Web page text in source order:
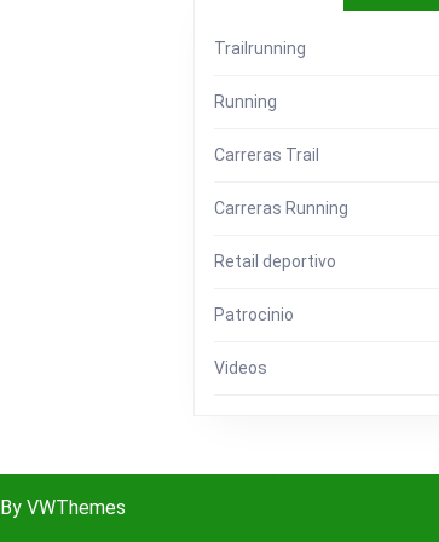
Trailrunning
Running
Carreras Trail
Carreras Running
Retail deportivo
Patrocinio
Videos
By VWThemes